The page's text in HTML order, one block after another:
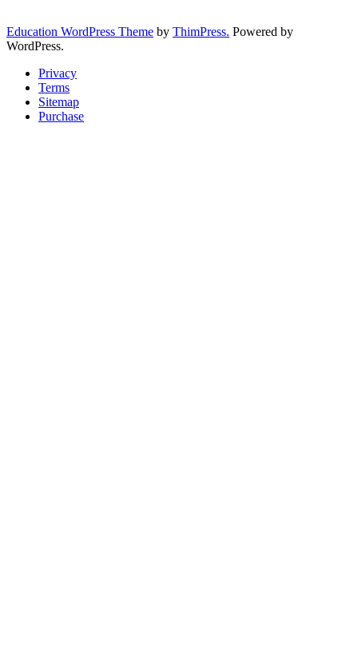
Education WordPress Theme by ThimPress. Powered by
WordPress.
Privacy
Terms
Sitemap
Purchase